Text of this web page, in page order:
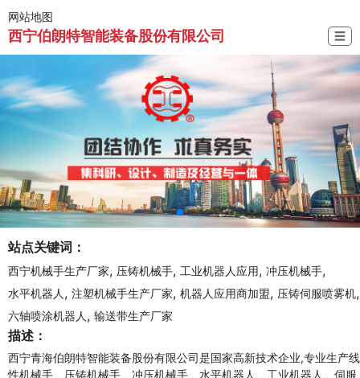
网站地图
西宁伯朗特智能装备股份有限公司 ☰
站点关键词：
西宁机械手生产厂家, 压铸机械手, 工业机器人应用, 冲压机械手,
水平机器人 , 注塑机械手生产厂家, 机器人应用商加盟, 压铸伺服喷雾机,
六轴喷涂机器人 , 输送带生产厂家
描述：
西宁青海伯朗特智能装备股份有限公司是国家高新技术企业,专业生产线
性机械手、压铸机械手、冲压机械手、水平机器人、工业机器人、伺服